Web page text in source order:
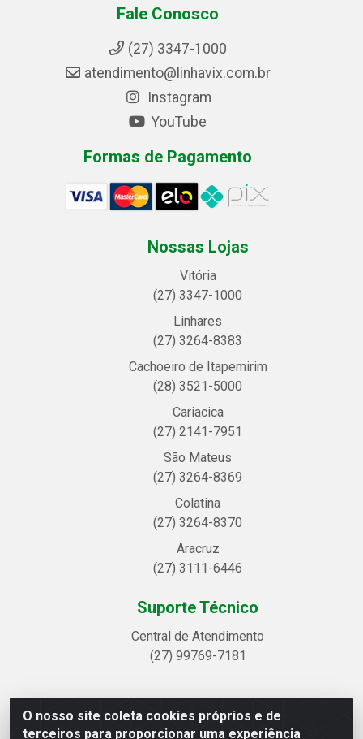
O nosso site coleta cookies próprios e de
terceiros para proporcionar uma experiência
Fale Conosco
(27) 3347-1000
atendimento@linhavix.com.br
Instagram
YouTube
Formas de Pagamento
Nossas Lojas
Vitória
(27) 3347-1000
Linhares
(27) 3264-8383
Cachoeiro de Itapemirim
(28) 3521-5000
Cariacica
(27) 2141-7951
São Mateus
(27) 3264-8369
Colatina
(27) 3264-8370
Aracruz
(27) 3111-6446
Suporte Técnico
Central de Atendimento
(27) 99769-7181
Linhavix Distribuidora LTDA - Avenida Alegre, 2521 -